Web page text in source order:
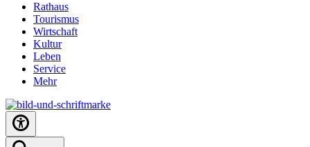
Rathaus
Tourismus
Wirtschaft
Kultur
Leben
Service
Mehr